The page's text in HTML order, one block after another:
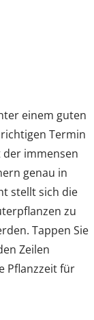
einem guten
Termin
der immensen
genau in
stellt sich die
zu
Tappen Sie
Zeilen
Pflanzzeit für